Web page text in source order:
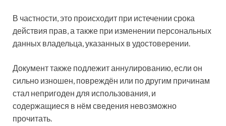
В частности, это происходит при истечении срока
действия прав, а также при изменении персональных
данных владельца, указанных в удостоверении.
Документ также подлежит аннулированию, если он
сильно изношен, повреждён или по другим причинам
стал непригоден для использования, и
содержащиеся в нём сведения невозможно
прочитать.